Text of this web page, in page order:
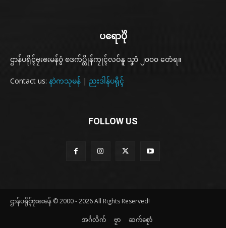
ပရောပိုဲ
ဌာန်ပရိုၚ်ဗၠးၜးမန်ဝွံ စဒက်ပ္တိုန်ကၠုၚ်လဝ်နူ သၞာံ ၂၀၀၀ တေံရ။
Contact us: နာဲကသုမန် | ညးဒါန်ပရိုၚ်
FOLLOW US
ဌာန်ပရိုၚ်ဗၠးၜးမန် © 2000 - 2026 All Rights Reserved!
အၚ်္ဂလိက် ဗၟာ ဆက်စၠောံ